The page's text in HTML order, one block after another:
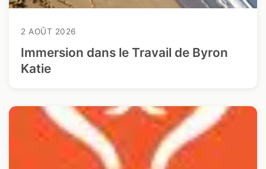
2 AOÛT 2026
Immersion dans le Travail de Byron
Katie